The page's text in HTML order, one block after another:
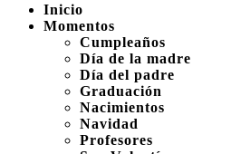
Inicio
Momentos
Cumpleaños
Día de la madre
Día del padre
Graduación
Nacimientos
Navidad
Profesores